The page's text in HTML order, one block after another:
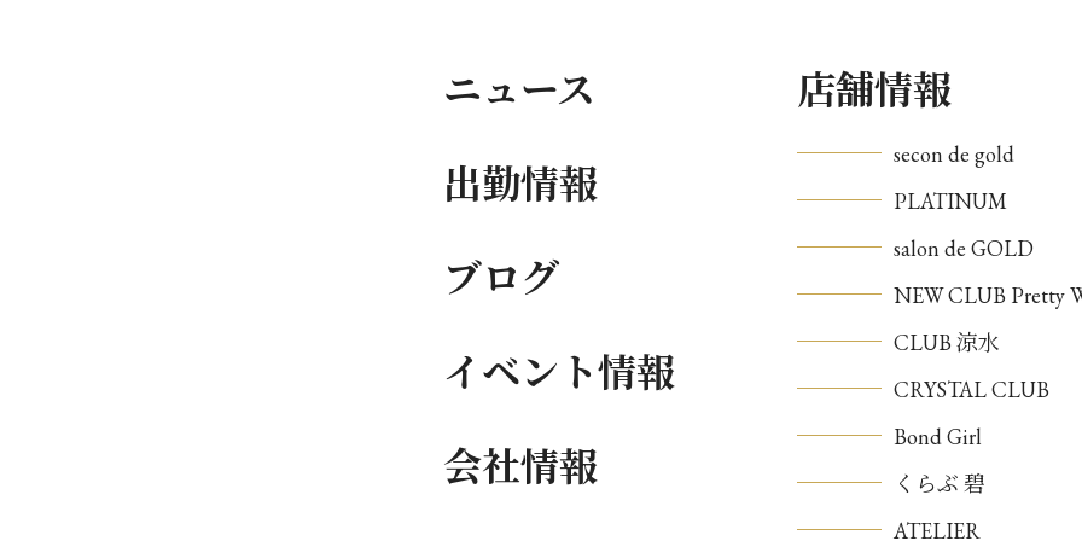
ニュース
出勤情報
ブログ
イベント情報
会社情報
店舗情報
secon de gold
PLATINUM
salon de GOLD
NEW CLUB Pretty
CLUB 涼水
CRYSTAL CLUB
Bond Girl
くらぶ 碧
ATELIER